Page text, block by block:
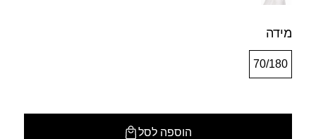
מידה
70/180
הוספה לסל